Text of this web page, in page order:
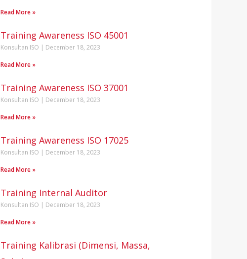
Read More »
Training Awareness ISO 45001
Konsultan ISO December 18, 2023
Read More »
Training Awareness ISO 37001
Konsultan ISO December 18, 2023
Read More »
Training Awareness ISO 17025
Konsultan ISO December 18, 2023
Read More »
Training Internal Auditor
Konsultan ISO December 18, 2023
Read More »
Training Kalibrasi (Dimensi, Massa,